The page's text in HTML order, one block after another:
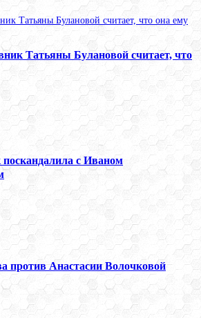
Татьяны Булановой считает, что
с Иваном
против Анастасии Волочковой